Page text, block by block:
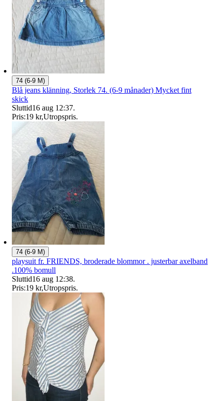
74 (6-9 M)
Blå jeans klänning, Storlek 74. (6-9 månader) Mycket fint
skick
Sluttid16 aug 12:37.
Pris:19 kr,Utropspris.
74 (6-9 M)
playsuit fr. FRIENDS, broderade blommor . justerbar axelband
.100% bomull
Sluttid16 aug 12:38.
Pris:19 kr,Utropspris.